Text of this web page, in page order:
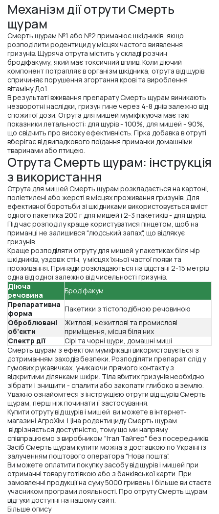
Механізм дії отрути Смерть
щурам
Смерть щурам №1 або №2 приманює шкідників, якщо
розподілити родентицид у місцях частого виявлення
гризунів. Щуряча отрута містить у складі розчин
бродіфакуму, який має токсичний вплив. Коли діючий
компонент потрапляє в організм шкідника, отрута від щурів
спричиняє порушення згортання крові та вироблення
вітаміну До1.
В результаті вживання препарату Смерть щурам виникають
незворотні наслідки, гризун гине через 4-8 днів залежно від
спожитої дози. Отрута для мишей муміфікуюча має такі
показники летальності: для щурів - 100%, для мишей - 90%,
що свідчить про високу ефективність. Гірка добавка в отруті
вберігає від випадкового поїдання приманки домашніми
тваринами або птицею.
Отрута Смерть щурам: інструкція
з використання
Отрута для мишей Смерть щурам розкладається на картоні,
поліетилені або жерсті в місцях проживання гризунів. Для
ефективної боротьби зі шкідниками використовується вміст
одного пакетика 200 г для мишей і 2-3 пакетиків - для щурів.
Під час розподілу краще користуватися пінцетом, щоб на
приманці не залишився "людський запах", що відлякує
гризунів.
Краще розподіляти отруту для мишей у пакетиках біля нір
шкідників, уздовж стін, у місцях їхньої частої появи та
проживання. Принади розкладаються на відстані 2-15 метрів
одна від одної залежно від чисельності гризунів.
Діюча
речовина
Бродіфакум
Препаративна
форма
Пакетики з тістоподібною речовиною
Оброблювані
об'єкти
Житлові, нежитлові та промислові
приміщення, місця біля них
Спектр дії
Сірі та чорні щури, домашні миші
Смерть щурам з ефектом муміфікації використовується з
дотриманням заходів безпеки. Розподіляти препарат слід у
гумових рукавичках, уникаючи прямого контакту з
відкритими ділянками шкіри. Тіла вбитих гризунів необхідно
зібрати і знищити - спалити або закопати глибоко в землю.
Уважно ознайомтеся з інструкцією отрути від щурів Смерть
щурам, перш ніж починати її застосування.
Купити отруту від щурів і мишей ви можете в інтернет-
магазині АгроХім. Ціна родентициду Смерть щурам
відрізняється доступністю, тому що ми напряму
співпрацюємо з виробником "Італ Тайгер" без посередників.
Засіб Смерть щурам купити можна з доставкою по Україні із
залученням поштового оператора "Нова пошта".
Ви можете оплатити покупку засобу від щурів і мишей при
отриманні товару готівкою або з банківської карти. При
замовленні продукції на суму 5000 гривень і більше ви стаєте
учасником програми лояльності. Про отруту Смерть щурам
відгуки доступні на нашому сайті.
Більше опису